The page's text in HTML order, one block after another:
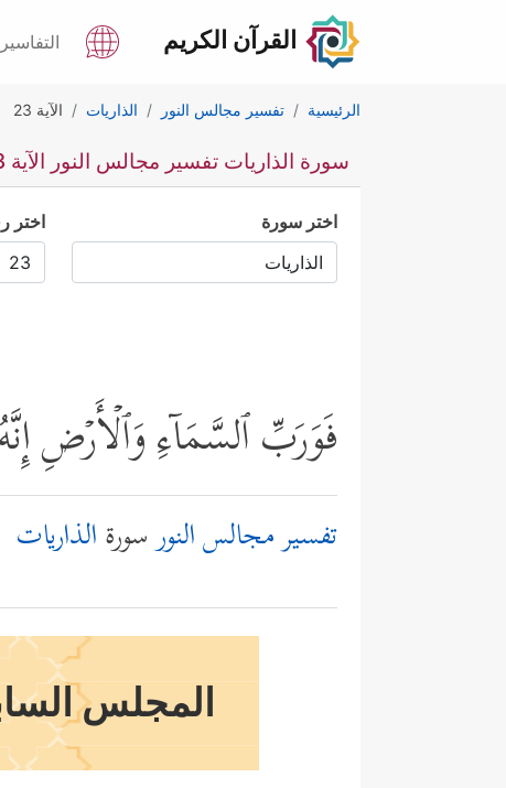
القرآن الكريم التفاسير
الرئيسية تفسير مجالس النور الذاريات الآية 23
سورة الذاريات تفسير مجالس النور الآية 23
اختر سورة اختر
فَوَرَبِّ ٱلسَّمَاۤءِ وَٱلۡأَرۡضِ
تفسير مجالس النورسورةالذاريات
المجلس